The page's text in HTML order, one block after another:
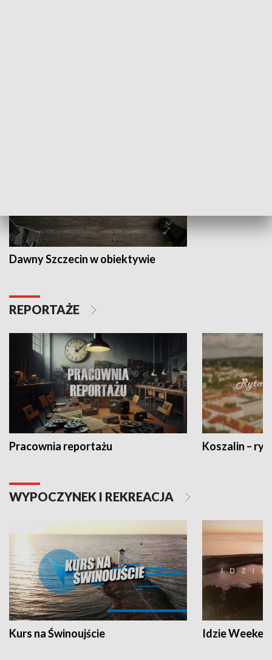
Dawny Szczecin w obiektywie
REPORTAŻE
Pracownia reportażu Koszalin –
WYPOCZYNEK I REKREACJA
Kurs na Świnoujście Idzie